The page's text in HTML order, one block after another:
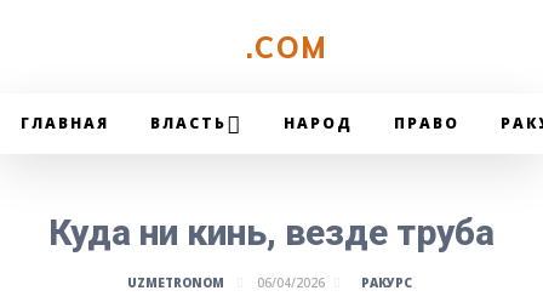
.COM
ГЛАВНАЯ ВЛАСТЬ НАРОД ПРАВО
Куда ни кинь, везде труба
UZMETRONOM 06/04/2026 РАКУРС